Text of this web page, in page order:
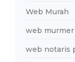
Web Murah
web murmer
web notaris